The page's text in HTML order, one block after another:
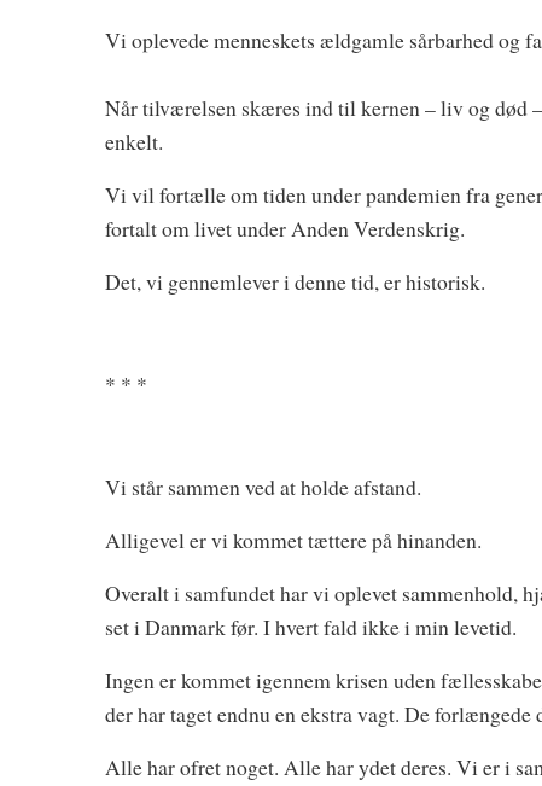
Vi oplevede menneskets ældgamle sårbarhed og
Når tilværelsen skæres ind til kernen – liv og død
enkelt.
Vi vil fortælle om tiden under pandemien fra
fortalt om livet under Anden Verdenskrig.
Det, vi gennemlever i denne tid, er historisk.
* * *
Vi står sammen ved at holde afstand.
Alligevel er vi kommet tættere på hinanden.
Overalt i samfundet har vi oplevet sammenhold,
set i Danmark før. I hvert fald ikke i min levetid.
Ingen er kommet igennem krisen uden
der har taget endnu en ekstra vagt. De forlængede
Alle har ofret noget. Alle har ydet deres. Vi er i